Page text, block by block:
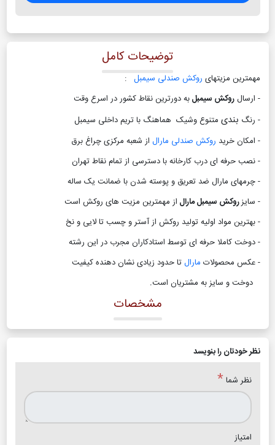
توضیحات کامل
مهمترین مزیتهای روکش صندلی سیمبل :
- ارسالروکش سیمبلبه دورترین نقاط کشور در اسرع وقت
- رنگ بندی متنوع وشیک هماهنگ با تریم داخلی سیمبل
- امکان خرید روکش صندلی مارال از شعبه مرکزی چراغ برق
- نصب حرفه ای درب کارخانه با دسترسی از تمام نقاط تهران
- چرمهای مارال ضد تعریق و پوسته شدن با ضمانت یک ساله
- سایزروکش سیمبل مارال از مهمترین مزیت های روکش است
- بهترین مواد اولیه تولید روکش از آستر و چسب تا لایی و نخ
- دوخت کاملا حرفه ای توسط استادکاران مجرب در این رشته
- عکس محصولات مارالتا حدود زیادی نشان دهنده کیفیت
دوخت و سایز به مشتریان است.
مشخصات
نظر خودتان را بنویسد
نظر شما *
امتیاز